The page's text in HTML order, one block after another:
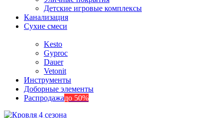
Детские игровые комплексы
Канализация
Сухие смеси
Kesto
Gyproc
Dauer
Vetonit
Инструменты
Доборные элементы
Распродажадо 50%